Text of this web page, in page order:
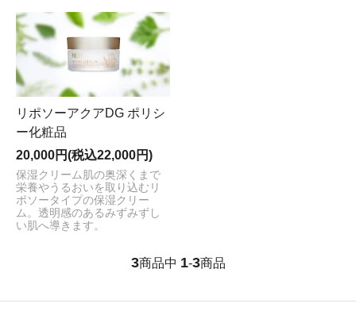
リポソーアクアDG ポリシ
ー化粧品
20,000円(税込22,000円)
保湿クリーム 肌の奥深くまで
栄養やうるおいを取り込むリ
ポソータイプの保湿クリー
ム。透明感のあるみずみずし
い肌へ導きます。
3商品中 1-3商品